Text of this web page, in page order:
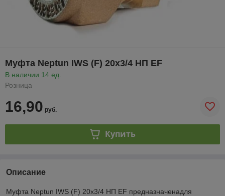
Муфта Neptun IWS (F) 20х3/4 НП EF
В наличии 14 ед.
Розница
16,90 руб.
Купить
Описание
Муфта Neptun IWS (F) 20х3/4 НП EF предназначенадля